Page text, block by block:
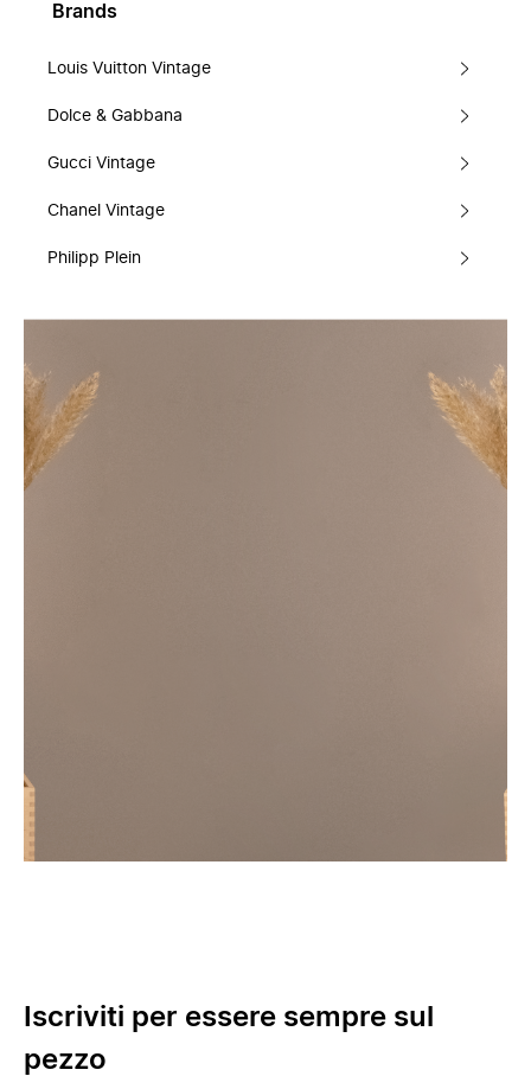
Brands
Louis Vuitton Vintage
Dolce & Gabbana
Gucci Vintage
Chanel Vintage
Philipp Plein
Iscriviti per essere sempre sul
pezzo